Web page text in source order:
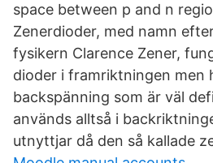
space between p and n
Zenerdioder, med namn
fysikern Clarence Zener,
dioder i framriktningen men
backspänning som är väl
används alltså i
utnyttjar då den så kallade